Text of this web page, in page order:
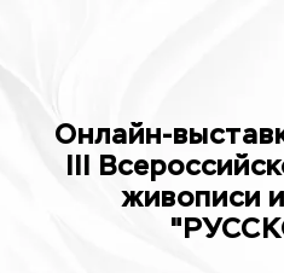
Онлайн-
III
живописи